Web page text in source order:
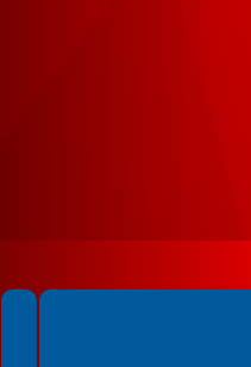
Spełniamy standardy WCAG 2.2
Spełniamy standardy W3C